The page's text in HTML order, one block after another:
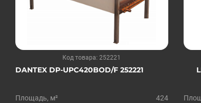
Код товара: 252221
DANTEX DP-UPC420BOD/F 252221
Площадь, м²
424